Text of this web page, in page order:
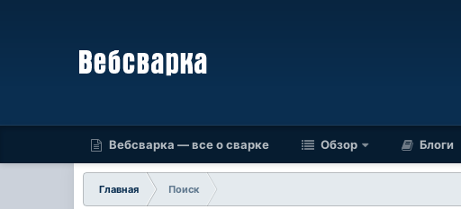
Вебсварка — все о сварке Обзор Блоги
Главная
Поиск